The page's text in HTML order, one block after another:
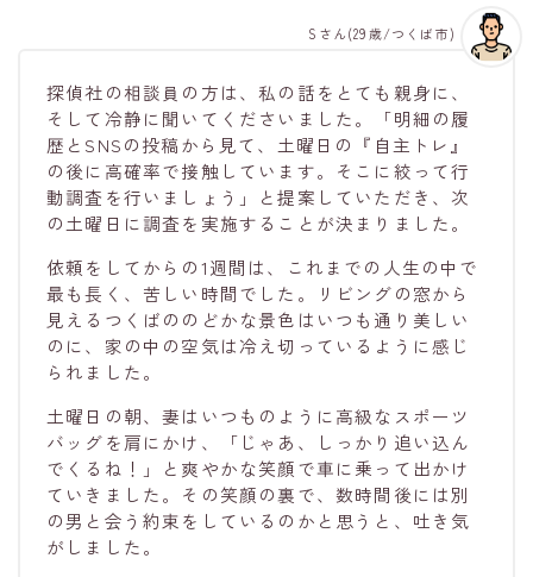
探偵社の相談員の方は、私の話をとても親身に、
そして冷静に聞いてくださいました。「明細の履
歴とSNSの投稿から見て、土曜日の『自主トレ』
の後に高確率で接触しています。そこに絞って行
動調査を行いましょう」と提案していただき、次
の土曜日に調査を実施することが決まりました。
依頼をしてからの1週間は、これまでの人生の中で
最も長く、苦しい時間でした。リビングの窓から
見えるつくばののどかな景色はいつも通り美しい
のに、家の中の空気は冷え切っているように感じ
られました。
土曜日の朝、妻はいつものように高級なスポーツ
バッグを肩にかけ、「じゃあ、しっかり追い込ん
でくるね！」と爽やかな笑顔で車に乗って出かけ
ていきました。その笑顔の裏で、数時間後には別
の男と会う約束をしているのかと思うと、吐き気
がしました。
Sさん(29歳/つくば市)